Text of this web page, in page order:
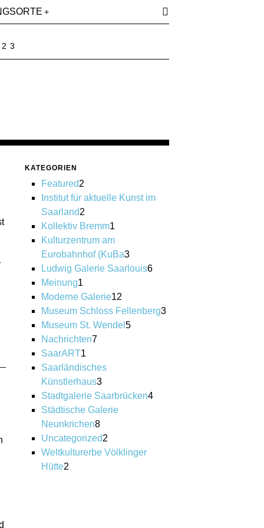
KATEGORIEN
Featured2
Institut für aktuelle Kunst im
Saarland2
Kollektiv Bremm1
Kulturzentrum am
Eurobahnhof (KuBa3
Ludwig Galerie Saarlouis6
Meinung1
Moderne Galerie12
Museum Schloss Fellenberg3
Museum St. Wendel 5
Nachrichten7
SaarART1
Saarländisches
Künstlerhaus3
Stadtgalerie Saarbrücken4
Städtische Galerie
Neunkrichen8
Uncategorized2
Weltkulturerbe Völklinger
Hütte2